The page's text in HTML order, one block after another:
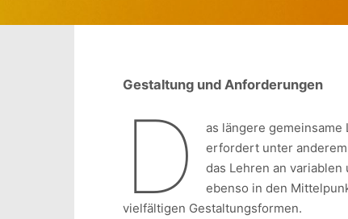
Gestaltung und Anforderungen
D
as längere
erfordert unter
das Lehren an
ebenso in den
vielfältigen Gestaltungsformen.